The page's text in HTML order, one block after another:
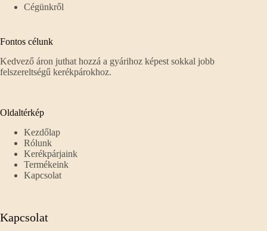
Cégünkről
Fontos célunk
Kedvező áron juthat hozzá a gyárihoz képest sokkal jobb
felszereltségű kerékpárokhoz.
Oldaltérkép
Kezdőlap
Rólunk
Kerékpárjaink
Termékeink
Kapcsolat
Kapcsolat